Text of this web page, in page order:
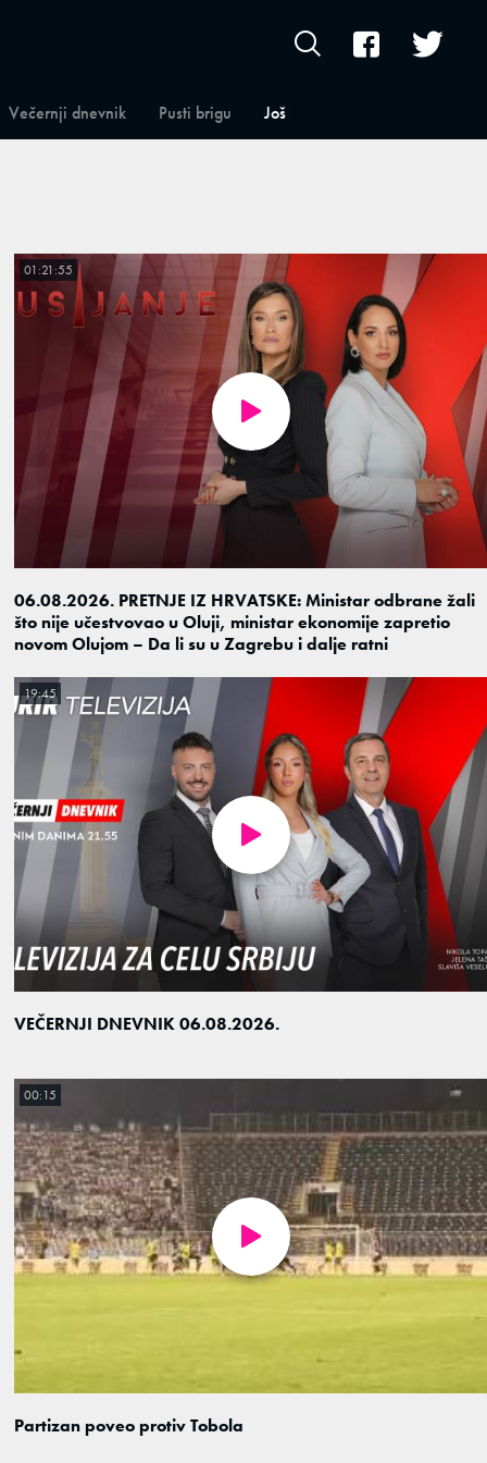
Večernji dnevnik Pusti brigu Još
06.08.2026. PRETNJE IZ HRVATSKE: Ministar odbrane žali
što nije učestvovao u Oluji, ministar ekonomije zapretio
novom Olujom – Da li su u Zagrebu i dalje ratni
01:21:55
VEČERNJI DNEVNIK 06.08.2026.
19:45
Partizan poveo protiv Tobola
00:15